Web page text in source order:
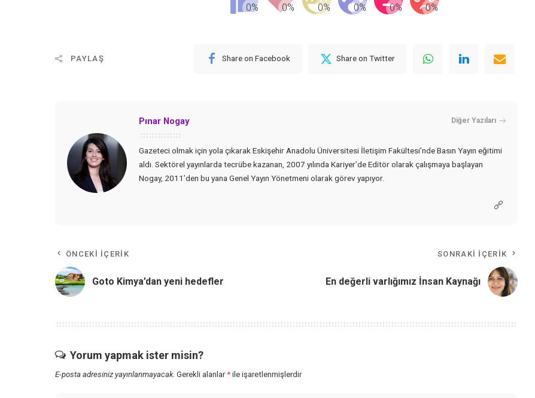
PAYLAŞ Share on Facebook Share on Twitter
Pınar Nogay Diğer Yazıları
Gazeteci olmak için yola çıkarak Eskişehir Anadolu Üniversitesi İletişim Fakültesi’nde Basın Yayın eğitimi
aldı. Sektörel yayınlarda tecrübe kazanan, 2007 yılında Kariyer’de Editör olarak çalışmaya başlayan
Nogay, 2011’den bu yana Genel Yayın Yönetmeni olarak görev yapıyor.
ÖNCEKI İÇERIK
Goto Kimya’dan yeni hedefler
SONRAKI İÇERIK
En değerli varlığımız İnsan Kaynağı
Yorum yapmak ister misin?
E-posta adresiniz yayınlanmayacak. Gerekli alanlar* ile işaretlenmişlerdir